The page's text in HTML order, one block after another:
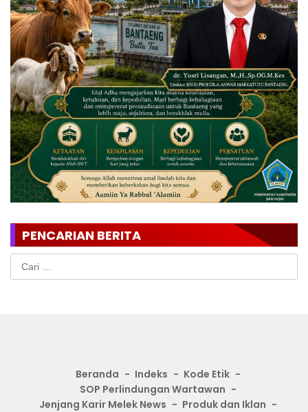
PENCARIAN BERITA
Cari
untuk:
Beranda Indeks
Kode Etik
SOP Perlindungan Wartawan
Jenjang Karir Melek News
Produk dan Iklan